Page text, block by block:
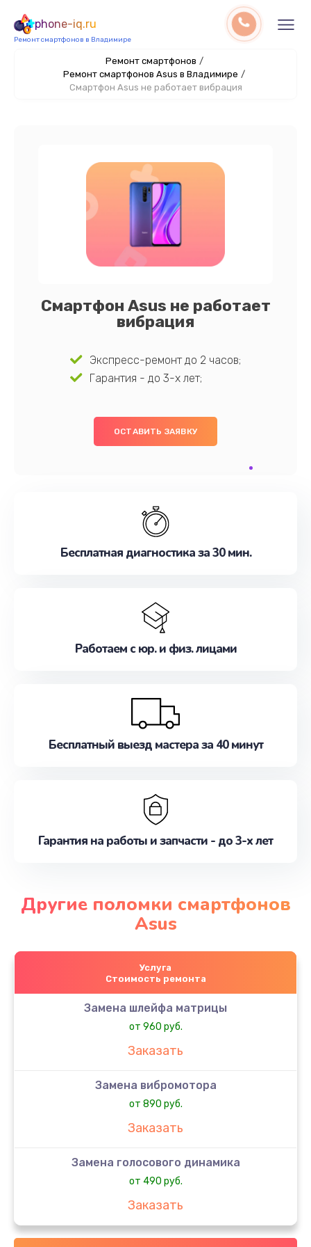
phone-iq.ru
Ремонт смартфонов в Владимире
Ремонт смартфонов /
Ремонт смартфонов Asus в Владимире /
Смартфон Asus не работает вибрация
Смартфон Asus не работает
вибрация
Экспресс-ремонт до 2 часов;
Гарантия - до 3-х лет;
ОСТАВИТЬ ЗАЯВКУ
Бесплатная диагностика за 30 мин.
Работаем с юр. и физ. лицами
Бесплатный выезд мастера за 40 минут
Гарантия на работы и запчасти - до 3-х лет
Другие поломки смартфонов
Asus
Услуга
Стоимость ремонта
Замена шлейфа матрицы
от 960 руб.
Заказать
Замена вибромотора
от 890 руб.
Заказать
Замена голосового динамика
от 490 руб.
Заказать
Замена датчика приближения